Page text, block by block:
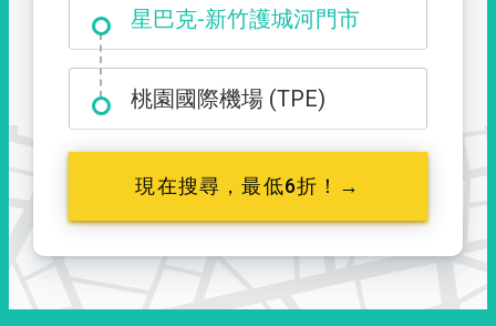
大霸尖山登山口
桃園國際機場 (TPE)
現在搜尋，最低6折！→